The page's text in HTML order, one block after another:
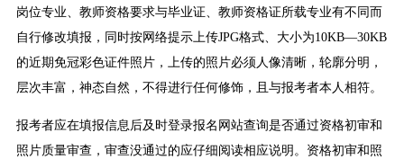
岗位专业、教师资格要求与毕业证、教师资格证所载专业有不同而
自行修改填报，同时按网络提示上传JPG格式、大小为10KB—30KB
的近期免冠彩色证件照片，上传的照片必须人像清晰，轮廓分明，
层次丰富，神态自然，不得进行任何修饰，且与报考者本人相符。
报考者应在填报信息后及时登录报名网站查询是否通过资格初审和
照片质量审查，审查没通过的应仔细阅读相应说明。资格初审和照